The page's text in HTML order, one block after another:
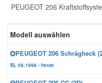
PEUGEOT 206
Modell auswählen
PEUGEOT 206 Schrägheck
Bj. 08.1998 - heute
Reparatur-Zubehör
Schlüsselgehäuse
Winter-Autozubehör